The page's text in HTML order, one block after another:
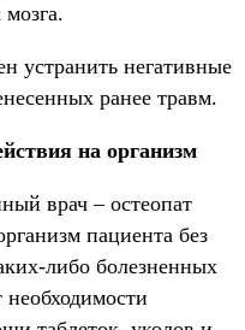
устранить негативные
ранее травм.
на организм
врач – остеопат
пациента без
либо болезненных